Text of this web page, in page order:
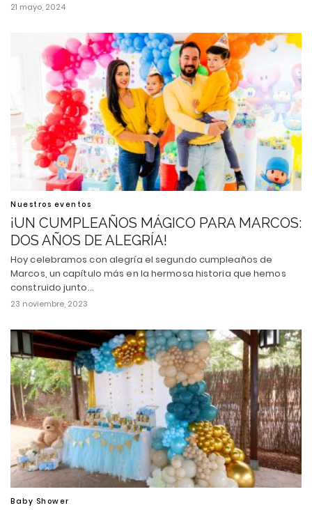
21 mayo, 2024
Nuestros eventos
¡UN CUMPLEAÑOS MÁGICO PARA MARCOS:
DOS AÑOS DE ALEGRÍA!
Hoy celebramos con alegría el segundo cumpleaños de
Marcos, un capítulo más en la hermosa historia que hemos
construido junto…
23 noviembre, 2023
Baby Shower